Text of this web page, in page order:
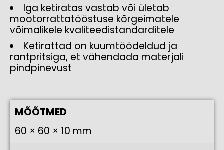
Iga ketiratas vastab või ületab
mootorrattatööstuse kõrgeimatele
võimalikele kvaliteedistandarditele
Ketirattad on kuumtöödeldud ja
rantpritsiga, et vähendada materjali
pindpinevust
MÕÕTMED
60 × 60 × 10 mm